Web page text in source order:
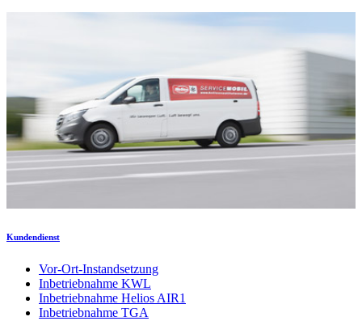
Kundendienst
Vor-Ort-Instandsetzung
Inbetriebnahme KWL
Inbetriebnahme Helios AIR1
Inbetriebnahme TGA